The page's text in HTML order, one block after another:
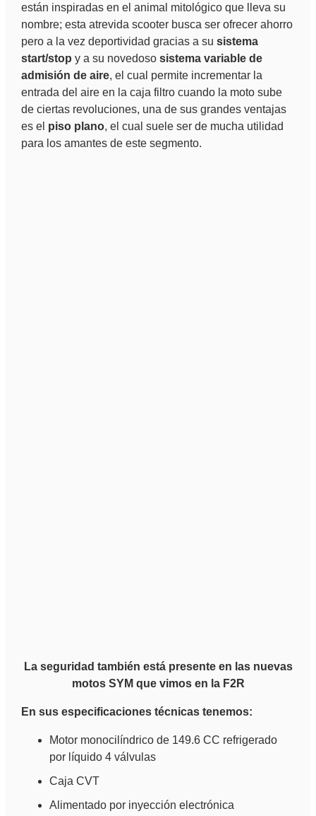
están inspiradas en el animal mitológico que lleva su
nombre; esta atrevida scooter busca ser ofrecer ahorro
pero a la vez deportividad gracias a su sistema
start/stop y a su novedoso sistema variable de
admisión de aire, el cual permite incrementar la
entrada del aire en la caja filtro cuando la moto sube
de ciertas revoluciones, una de sus grandes ventajas
es el piso plano, el cual suele ser de mucha utilidad
para los amantes de este segmento.
La seguridad también está presente en las nuevas
motos SYM que vimos en la F2R
En sus especificaciones técnicas tenemos:
Motor monocilíndrico de 149.6 CC refrigerado
por líquido 4 válvulas
Caja CVT
Alimentado por inyección electrónica